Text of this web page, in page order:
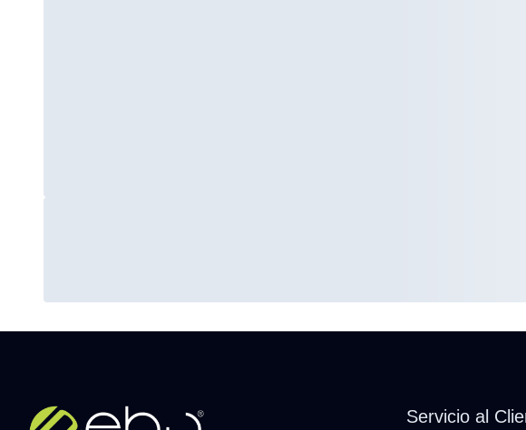
Servicio al